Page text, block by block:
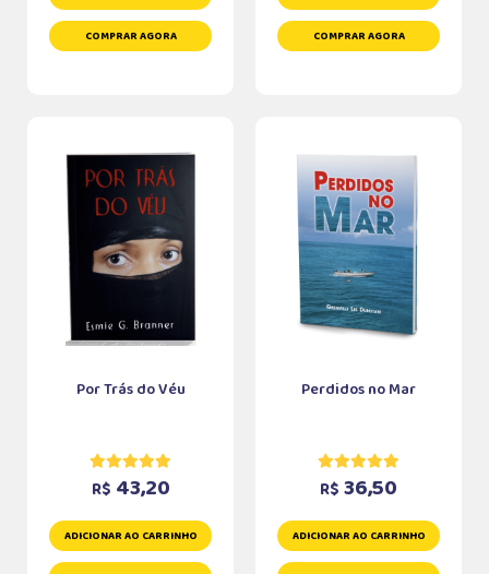
COMPRAR AGORA COMPRAR AGORA
Por Trás do Véu
R$ 43,20
ADICIONAR AO CARRINHO
Perdidos no Mar
R$ 36,50
ADICIONAR AO CARRINHO